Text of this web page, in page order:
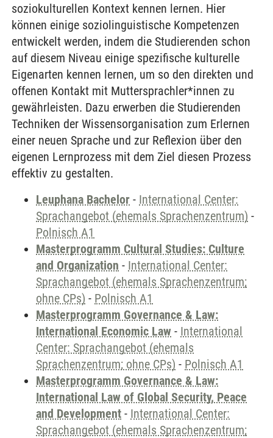
soziokulturellen Kontext kennen lernen. Hier
können einige soziolinguistische Kompetenzen
entwickelt werden, indem die Studierenden schon
auf diesem Niveau einige spezifische kulturelle
Eigenarten kennen lernen, um so den direkten und
offenen Kontakt mit Muttersprachler*innen zu
gewährleisten. Dazu erwerben die Studierenden
Techniken der Wissensorganisation zum Erlernen
einer neuen Sprache und zur Reflexion über den
eigenen Lernprozess mit dem Ziel diesen Prozess
effektiv zu gestalten.
Leuphana Bachelor - International Center:
Sprachangebot (ehemals Sprachenzentrum) -
Polnisch A1
Masterprogramm Cultural Studies: Culture
and Organization - International Center:
Sprachangebot (ehemals Sprachenzentrum;
ohne CPs) - Polnisch A1
Masterprogramm Governance & Law:
International Economic Law - International
Center: Sprachangebot (ehemals
Sprachenzentrum; ohne CPs) - Polnisch A1
Masterprogramm Governance & Law:
International Law of Global Security, Peace
and Development - International Center:
Sprachangebot (ehemals Sprachenzentrum;